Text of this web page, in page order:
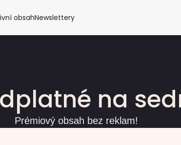
obsahNewslettery
na
Prémiový obsah bez reklam!